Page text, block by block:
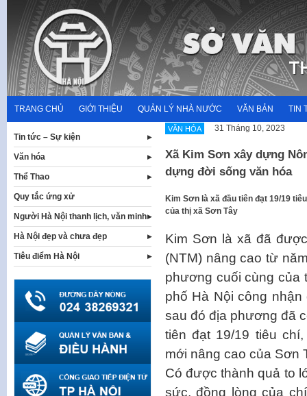
content
TRANG CHỦ GIỚI THIỆU QUẢN LÝ NHÀ NƯỚC VĂN BẢN TIN
VĂN HÓA 31 Tháng 10, 2023
Xã Kim Sơn xây dựng
dựng đời sống văn hóa
Kim Sơn là xã đầu tiên đạt 19/19
của thị xã Sơn Tây
Kim Sơn là xã đã
(NTM) nâng cao từ
phương cuối cùng của
phố Hà Nội công
sau đó địa phương đã
tiên đạt 19/19 tiêu
mới nâng cao của Sơn
Có được thành quả to
sức, đồng lòng của
Tin tức – Sự kiện
Văn hóa
Thể Thao
Quy tắc ứng xử
Người Hà Nội thanh lịch, văn minh
Hà Nội đẹp và chưa đẹp
Tiêu điểm Hà Nội